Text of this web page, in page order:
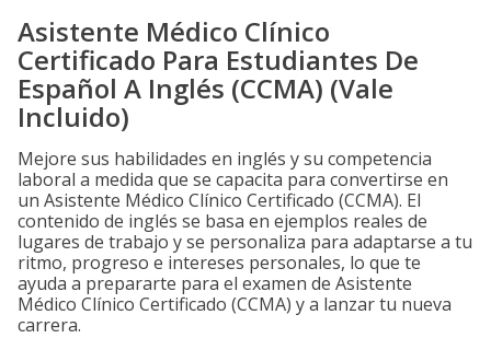
Asistente Médico Clínico
Certificado Para Estudiantes De
Español A Inglés (CCMA) (Vale
Incluido)
Mejore sus habilidades en inglés y su competencia
laboral a medida que se capacita para convertirse en
un Asistente Médico Clínico Certificado (CCMA). El
contenido de inglés se basa en ejemplos reales de
lugares de trabajo y se personaliza para adaptarse a tu
ritmo, progreso e intereses personales, lo que te
ayuda a prepararte para el examen de Asistente
Médico Clínico Certificado (CCMA) y a lanzar tu nueva
carrera.